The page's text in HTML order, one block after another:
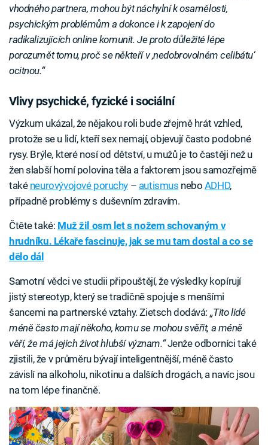
vhodného partnera, mohou být náchylní k osamělosti,
psychickým problémům a dokonce i k zapojení do
radikalizujících online komunit. Je proto důležité lépe
porozumět tomu, proč se někteří v ‚nedobrovolném celibátu‘
ocitnou.“
Vlivy psychické, fyzické i sociální
Výzkum ukázal, že nějakou roli bude zřejmě hrát vzhled,
protože se u lidí, kteří sex nemají, objevují často podobné
rysy. Brýle, které nosí od dětství, u mužů je to častěji než u
žen slabší horní polovina těla a faktorem jsou samozřejmě
také neurovývojové poruchy – autismus nebo ADHD,
případně problémy s duševním zdravím.
Čtěte také: Muž žil osm let s nožem schovaným v
hrudníku. Lékaře fascinuje, jak se mu tam dostal a co se
dělo dál
Samotní vědci ve studii připouštějí, že výsledky kopírují
jistý stereotyp, který se tradičně spojuje s menšími
šancemi na partnerské vztahy. Zietsch dodává: „Tito lidé
méně často mají někoho, komu se mohou svěřit, a méně
věří, že má jejich život hlubší význam.“Jenže odborníci také
zjistili, že v průměru bývají inteligentnější, méně často
závislí na alkoholu, nikotinu a dalších drogách, a navíc jsou
na tom lépe finančně.